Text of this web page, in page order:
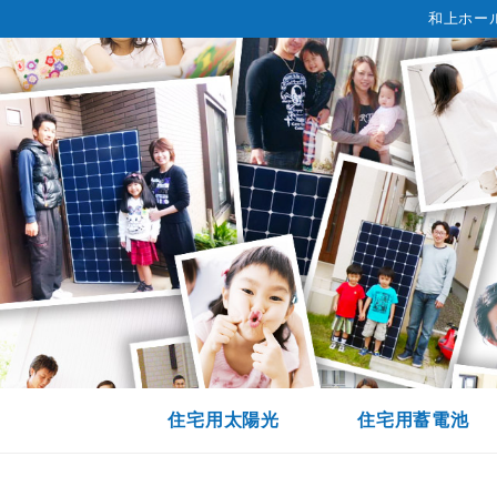
和上ホー
住宅用太陽光 住宅用蓄電池